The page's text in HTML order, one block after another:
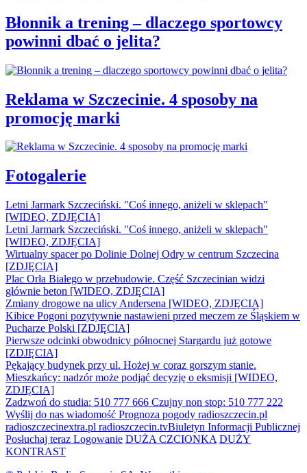
Błonnik a trening – dlaczego sportowcy
powinni dbać o jelita?
Reklama w Szczecinie. 4 sposoby na
promocję marki
Fotogalerie
Letni Jarmark Szczeciński. "Coś innego, aniżeli w sklepach"
[WIDEO, ZDJĘCIA]
Letni Jarmark Szczeciński. "Coś innego, aniżeli w sklepach"
[WIDEO, ZDJĘCIA]
Wirtualny spacer po Dolinie Dolnej Odry w centrum Szczecina
[ZDJĘCIA]
Plac Orła Białego w przebudowie. Część Szczecinian widzi
głównie beton [WIDEO, ZDJĘCIA]
Zmiany drogowe na ulicy Andersena [WIDEO, ZDJĘCIA]
Kibice Pogoni pozytywnie nastawieni przed meczem ze Śląskiem w
Pucharze Polski [ZDJĘCIA]
Pierwsze odcinki obwodnicy północnej Stargardu już gotowe
[ZDJĘCIA]
Pękający budynek przy ul. Hożej w coraz gorszym stanie.
Mieszkańcy: nadzór może podjąć decyzję o eksmisji [WIDEO,
ZDJĘCIA]
Zadzwoń do studia: 510 777 666 Czujny non stop: 510 777 222
Wyślij do nas wiadomość Prognoza pogody radioszczecin.pl
radioszczecinextra.pl radioszczecin.tvBiuletyn Informacji Publicznej
Posłuchaj teraz Logowanie DUŻA CZCIONKA DUŻY
KONTRAST